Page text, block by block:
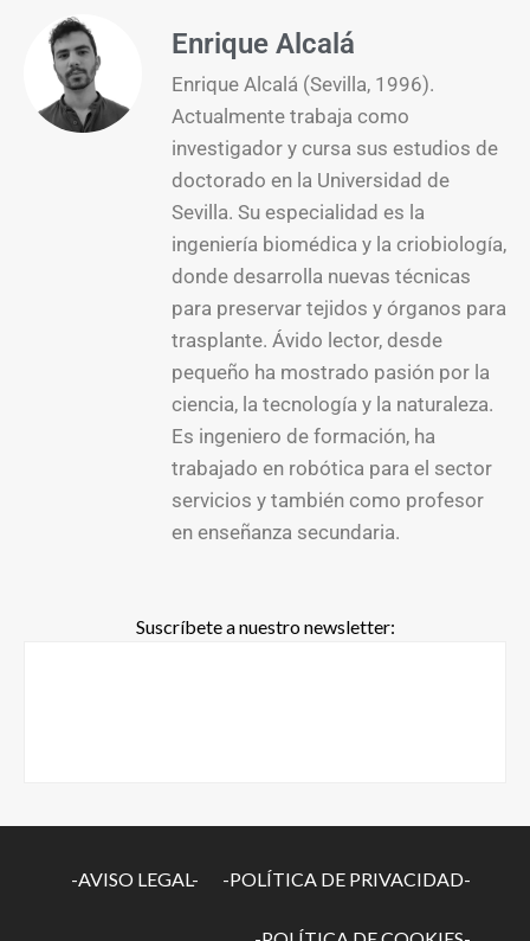
Enrique Alcalá
Enrique Alcalá (Sevilla, 1996).
Actualmente trabaja como
investigador y cursa sus estudios de
doctorado en la Universidad de
Sevilla. Su especialidad es la
ingeniería biomédica y la criobiología,
donde desarrolla nuevas técnicas
para preservar tejidos y órganos para
trasplante. Ávido lector, desde
pequeño ha mostrado pasión por la
ciencia, la tecnología y la naturaleza.
Es ingeniero de formación, ha
trabajado en robótica para el sector
servicios y también como profesor
en enseñanza secundaria.
Suscríbete a nuestro newsletter:
-AVISO LEGAL- -POLÍTICA DE PRIVACIDAD-